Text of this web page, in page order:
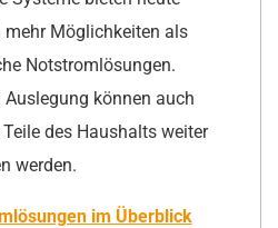
mehr Möglichkeiten als
Notstromlösungen.
Auslegung können auch
des Haushalts weiter
werden.
im Überblick